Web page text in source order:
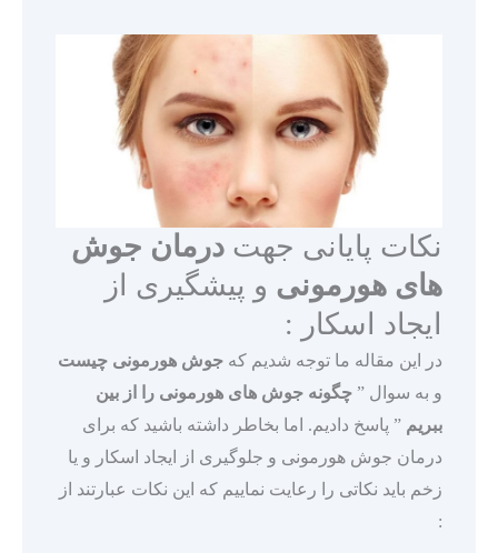
نکات پایانی جهت درمان جوش
های هورمونی و پیشگیری از
ایجاد اسکار :
در این مقاله ما توجه شدیم که جوش هورمونی چیست
و به سوال ” چگونه جوش های هورمونی را از بین
ببریم ” پاسخ دادیم. اما بخاطر داشته باشید که برای
درمان جوش هورمونی و جلوگیری از ایجاد اسکار و یا
زخم باید نکاتی را رعایت نماییم که این نکات عبارتند از
: